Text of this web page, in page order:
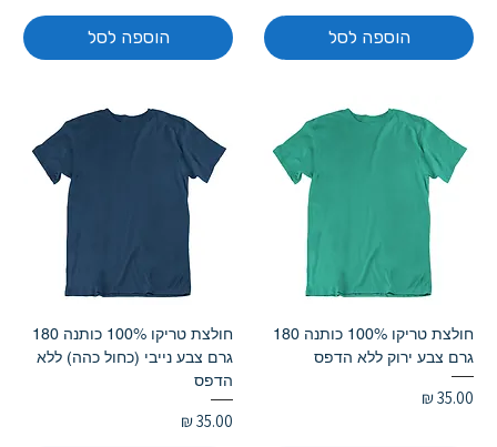
הוספה לסל הוספה לסל
חולצת טריקו 100% כותנה 180
גרם צבע ירוק ללא הדפס
מחיר
חולצת טריקו 100% כותנה 180
גרם צבע נייבי (כחול כהה) ללא
הדפס
מחיר